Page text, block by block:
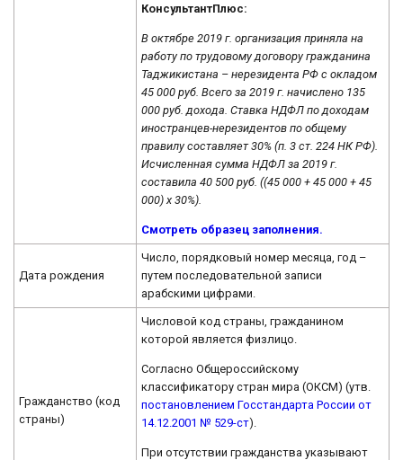
КонсультантПлюс:
В октябре 2019 г. организация приняла на
работу по трудовому договору гражданина
Таджикистана – нерезидента РФ с окладом
45 000 руб. Всего за 2019 г. начислено 135
000 руб. дохода. Ставка НДФЛ по доходам
иностранцев-нерезидентов по общему
правилу составляет 30% (п. 3 ст. 224 НК РФ).
Исчисленная сумма НДФЛ за 2019 г.
составила 40 500 руб. ((45 000 + 45 000 + 45
000) x 30%).
Смотреть образец заполнения.
Дата рождения
Число, порядковый номер месяца, год –
путем последовательной записи
арабскими цифрами.
Гражданство (код
страны)
Числовой код страны, гражданином
которой является физлицо.
Согласно Общероссийскому
классификатору стран мира (ОКСМ) (утв.
постановлением Госстандарта России от
14.12.2001 № 529-ст).
При отсутствии гражданства указывают